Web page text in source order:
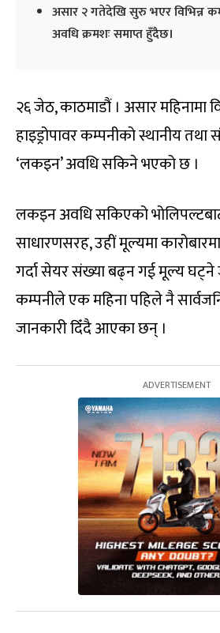
असार २ गतेदेखि सुरु भएर विभिन्न
अवधि क्रमशः समाप्त हुँदैछ।
२६ जेठ, काठमाडौं । असार महिनामा
हाइड्रोपावर कम्पनीको स्थानीय
‘लकइन’ अवधि सकिने भएको छ ।
लकइन अवधि सकिएको
साधारणसरह, उहीं मूल्यमा
गर्दा सेयर संख्या बढ्न गई मूल्य
कम्पनीले एक महिना पहिले नै
जानकारी दिँदै आएका छन् ।